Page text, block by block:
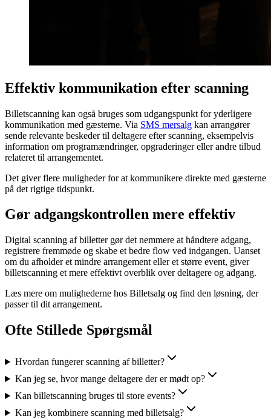
Effektiv kommunikation efter scanning
Billetscanning kan også bruges som udgangspunkt for yderligere
kommunikation med gæsterne. Via SMS mersalg kan arrangører
sende relevante beskeder til deltagere efter scanning, eksempelvis
information om programændringer, opgraderinger eller andre tilbud
relateret til arrangementet.
Det giver flere muligheder for at kommunikere direkte med gæsterne
på det rigtige tidspunkt.
Gør adgangskontrollen mere effektiv
Digital scanning af billetter gør det nemmere at håndtere adgang,
registrere fremmøde og skabe et bedre flow ved indgangen. Uanset
om du afholder et mindre arrangement eller et større event, giver
billetscanning et mere effektivt overblik over deltagere og adgang.
Læs mere om mulighederne hos Billetsalg og find den løsning, der
passer til dit arrangement.
Ofte Stillede Spørgsmål
Hvordan fungerer scanning af billetter?
Kan jeg se, hvor mange deltagere der er mødt op?
Kan billetscanning bruges til store events?
Kan jeg kombinere scanning med billetsalg?